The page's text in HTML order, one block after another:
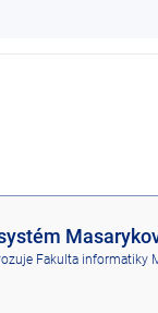
Fakulta informatiky